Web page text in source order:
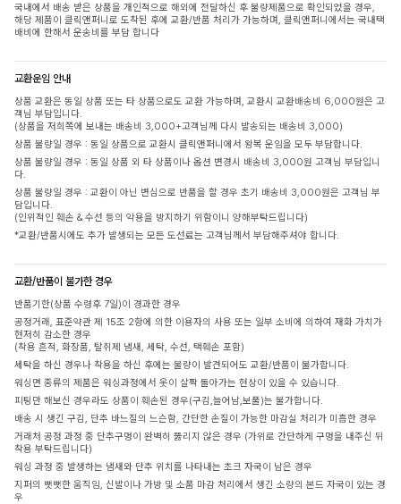
국내에서 배송 받은 상품을 개인적으로 해외에 전달하신 후 불량제품으로 확인되었을 경우,
해당 제품이 클릭앤퍼니로 도착된 후에 교환/반품 처리가 가능하며, 클릭앤퍼니에서는 국내택
배비에 한해서 운송비를 부담 합니다
교환운임 안내
상품 교환은 동일 상품 또는 타 상품으로도 교환 가능하며, 교환시 교환배송비 6,000원은 고
객님 부담입니다.
(상품을 저희쪽에 보내는 배송비 3,000+고객님께 다시 발송되는 배송비 3,000)
상품 불량일 경우 : 동일 상품으로 교환시 클릭앤퍼니에서 왕복 운임을 모두 부담합니다.
상품 불량일 경우 : 동일 상품 외 타 상품이나 옵션 변경시 배송비 3,000원 고객님 부담입니
다.
상품 불량일 경우 : 교환이 아닌 변심으로 반품을 할 경우 초기 배송비 3,000원은 고객님 부
담입니다.
(인위적인 훼손 & 수선 등의 악용을 방지하기 위함이니 양해부탁드립니다)
*교환/반품시에도 추가 발생되는 모든 도선료는 고객님께서 부담해주셔야 합니다.
교환/반품이 불가한 경우
반품기한(상품 수령후 7일)이 경과한 경우
공정거래, 표준약관 제 15조 2항에 의한 이용자의 사용 또는 일부 소비에 의하여 재화 가치가
현저히 감소한 경우
(착용 흔적, 화장품, 탈취제 냄새, 세탁, 수선, 택훼손 포함)
세탁을 하신 경우나 착용을 하신 후에는 불량이 발견되어도 교환/반품이 불가합니다.
워싱면 종류의 제품은 워싱과정에서 옷이 살짝 돌아가는 현상이 있을 수 있습니다.
피팅만 해보신 경우라도 상품이 훼손된 경우(구김,늘어남,보풀)는 불가합니다.
배송 시 생긴 구김, 단추 바느질의 느슨함, 간단한 손질이 가능한 마감실 처리가 미흡한 경우
거래처 공정 과정 중 단추구멍이 완벽히 뚫리지 않은 경우 (가위로 간단하게 구멍을 내주신 뒤
착용 부탁드립니다)
워싱 과정 중 발생하는 냄새와 단추 위치를 나타내는 초크 자국이 남은 경우
지퍼의 뻣뻣한 움직임, 신발이나 가방 및 소품 마감 처리에서 생긴 소량의 본드 자국이 있는 경
우